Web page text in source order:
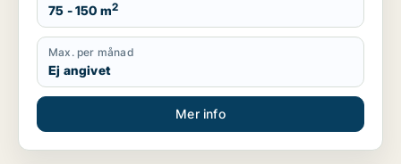
75 - 150 m2
Max. per månad
Ej angivet
Mer info